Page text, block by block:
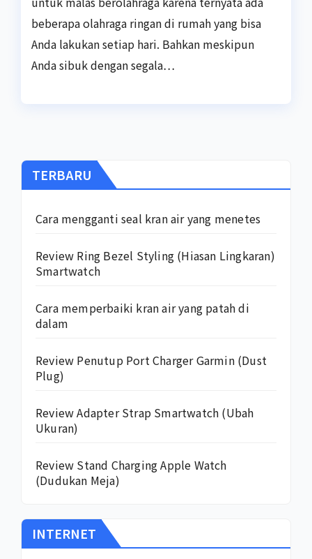
beberapa olahraga ringan di rumah yang bisa
Anda lakukan setiap hari. Bahkan meskipun
Anda sibuk dengan segala…
TERBARU
Cara mengganti seal kran air yang menetes
Review Ring Bezel Styling (Hiasan Lingkaran)
Smartwatch
Cara memperbaiki kran air yang patah di
dalam
Review Penutup Port Charger Garmin (Dust
Plug)
Review Adapter Strap Smartwatch (Ubah
Ukuran)
Review Stand Charging Apple Watch
(Dudukan Meja)
INTERNET